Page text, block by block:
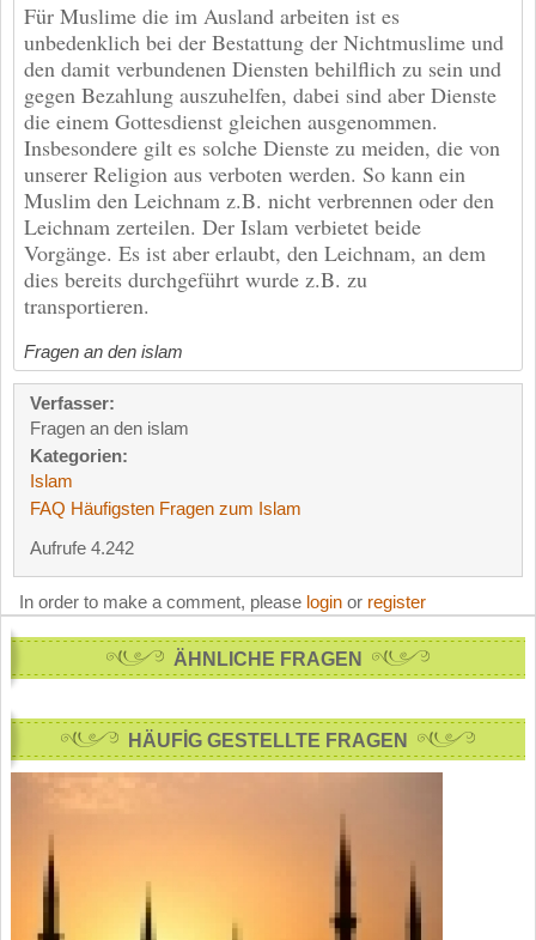
Für Muslime die im Ausland arbeiten ist es
unbedenklich bei der Bestattung der Nichtmuslime und
den damit verbundenen Diensten behilflich zu sein und
gegen Bezahlung auszuhelfen, dabei sind aber Dienste
die einem Gottesdienst gleichen ausgenommen.
Insbesondere gilt es solche Dienste zu meiden, die von
unserer Religion aus verboten werden. So kann ein
Muslim den Leichnam z.B. nicht verbrennen oder den
Leichnam zerteilen. Der Islam verbietet beide
Vorgänge. Es ist aber erlaubt, den Leichnam, an dem
dies bereits durchgeführt wurde z.B. zu
transportieren.
Fragen an den islam
Verfasser:
Fragen an den islam
Kategorien:
Islam
FAQ Häufigsten Fragen zum Islam
Aufrufe 4.242
In order to make a comment, please login or register
ÄHNLICHE FRAGEN
HÄUFİG GESTELLTE FRAGEN